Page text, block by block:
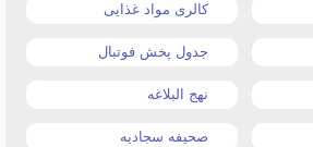
کالری مواد غذایی
جدول پخش فوتبال
نهج البلاغه
صحیفه سجادیه